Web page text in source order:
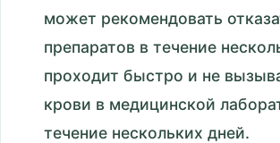
может рекомендовать
препаратов в течение
проходит быстро и не
крови в медицинской
течение нескольких дней.